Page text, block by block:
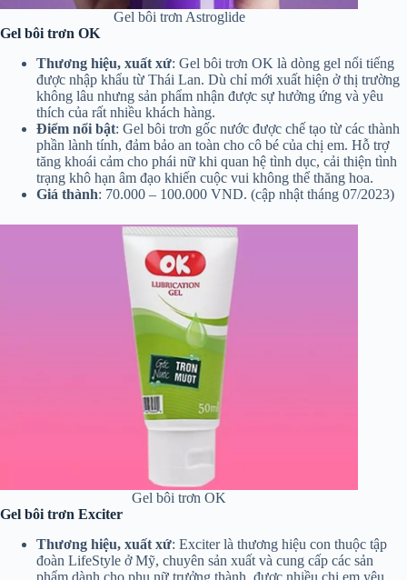
Gel bôi trơn Astroglide
Gel bôi trơn OK
Thương hiệu, xuất xứ: Gel bôi trơn OK là dòng gel nổi tiếng
được nhập khẩu từ Thái Lan. Dù chỉ mới xuất hiện ở thị trường
không lâu nhưng sản phẩm nhận được sự hưởng ứng và yêu
thích của rất nhiều khách hàng.
Điểm nổi bật: Gel bôi trơn gốc nước được chế tạo từ các thành
phần lành tính, đảm bảo an toàn cho cô bé của chị em. Hỗ trợ
tăng khoái cảm cho phái nữ khi quan hệ tình dục, cải thiện tình
trạng khô hạn âm đạo khiến cuộc vui không thể thăng hoa.
Giá thành: 70.000 – 100.000 VND. (cập nhật tháng 07/2023)
Gel bôi trơn OK
Gel bôi trơn Exciter
Thương hiệu, xuất xứ: Exciter là thương hiệu con thuộc tập
đoàn LifeStyle ở Mỹ, chuyên sản xuất và cung cấp các sản
phẩm dành cho phụ nữ trưởng thành, được nhiều chị em yêu